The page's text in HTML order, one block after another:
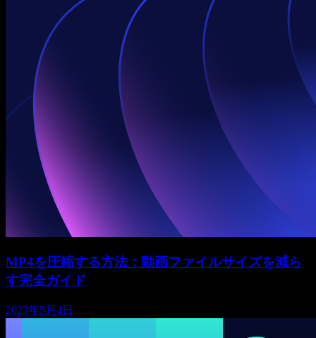
MP4を圧縮する方法：動画ファイルサイズを減ら
す完全ガイド
2023年5月4日